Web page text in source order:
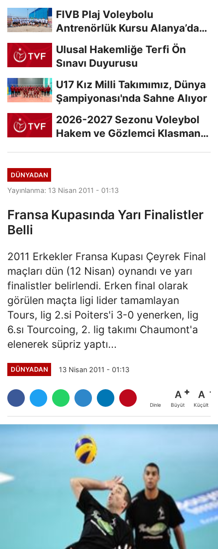
FIVB Plaj Voleybolu
Antrenörlük Kursu Alanya’da
Ulusal Hakemliğe Terfi Ön
Sınavı Duyurusu
U17 Kız Milli Takımımız, Dünya
Şampiyonası'nda Sahne Alıyor
2026-2027 Sezonu Voleybol
Hakem ve Gözlemci Klasman
DÜNYADAN
Yayınlanma: 13 Nisan 2011 - 01:13
Fransa Kupasında Yarı Finalistler
Belli
2011 Erkekler Fransa Kupası Çeyrek Final
maçları dün (12 Nisan) oynandı ve yarı
finalistler belirlendi. Erken final olarak
görülen maçta ligi lider tamamlayan
Tours, lig 2.si Poiters'i 3-0 yenerken, lig
6.sı Tourcoing, 2. lig takımı Chaumont'a
elenerek süpriz yaptı...
DÜNYADAN 13 Nisan 2011 - 01:13
Dinle
A
Büyüt
A
Küçült